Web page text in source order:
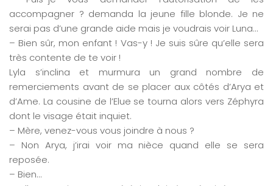
accompagner ? demanda la jeune fille blonde. Je ne
serai pas d’une grande aide mais je voudrais voir Luna…
– Bien sûr, mon enfant ! Vas-y ! Je suis sûre qu’elle sera
très contente de te voir !
Lyla s’inclina et murmura un grand nombre de
remerciements avant de se placer aux côtés d’Arya et
d’Ame. La cousine de l’Elue se tourna alors vers Zéphyra
dont le visage était inquiet.
– Mère, venez-vous vous joindre à nous ?
– Non Arya, j’irai voir ma nièce quand elle se sera
reposée.
– Bien…